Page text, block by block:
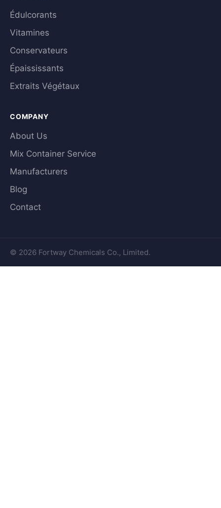
Édulcorants
Vitamines
Conservateurs
Épaississants
Extraits Végétaux
COMPANY
About Us
Mix Container Service
Manufacturers
Blog
Contact
© 2026 Fortway Chemicals Co., Limited.